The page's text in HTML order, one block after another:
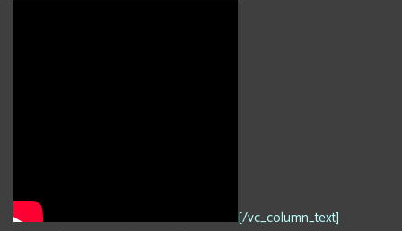
[/vc_column_text]